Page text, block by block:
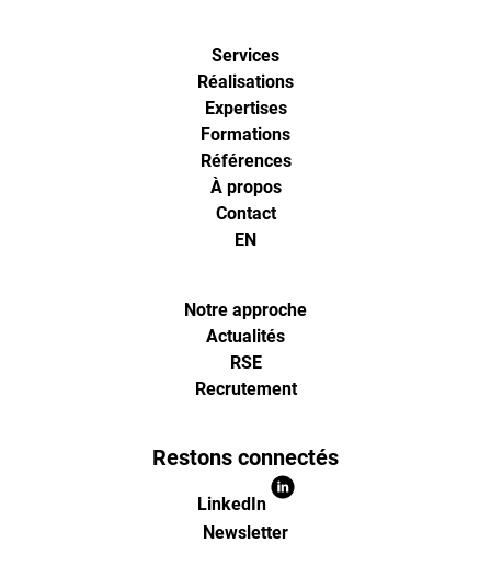
Services
Réalisations
Expertises
Formations
Références
À propos
Contact
EN
Notre approche
Actualités
RSE
Recrutement
Restons connectés
LinkedIn
Newsletter